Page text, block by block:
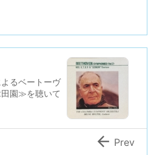
るベートーヴ
園≫を聴いて
 Prev